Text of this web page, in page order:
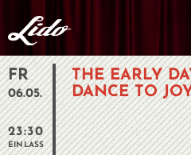
FR
06.05.
23:30
EINLASS
THE EARLY
DANCE TO